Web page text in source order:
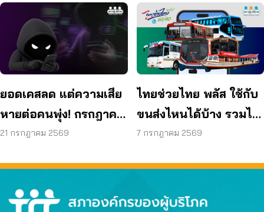
ยอดเคสลด แต่ความเสีย
หายต่อคนพุ่ง! กรกฎาคม
แค่ 17 วัน สูญแล้วกว่า
21 กรกฎาคม 2569
ไทยช่วยไทย พลัส ใช้กับ
ขนส่งไหนได้บ้าง รวมไว้
ให้แล้ว
7 กรกฎาคม 2569